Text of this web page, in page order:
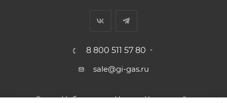
8 800 511 57 80
sale@gi-gas.ru
г. Набережные Челны, Казанский